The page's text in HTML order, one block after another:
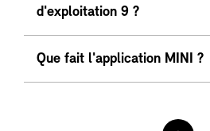
d'exploitation 9 ?
Que fait l'application MINI ?